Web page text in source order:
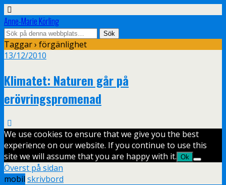
Anne-Marie Körling
Taggar › förgänlighet
13/12/2010
Klimatet: Naturen går på
erövringspromenad
We use cookies to ensure that we give you the best
experience on our website. If you continue to use this
site we will assume that you are happy with it. Ok
Överst på sidan
mobil skrivbord